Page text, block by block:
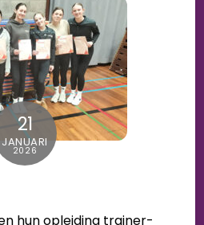
21
JANUARI
2026
hun opleiding trainer-